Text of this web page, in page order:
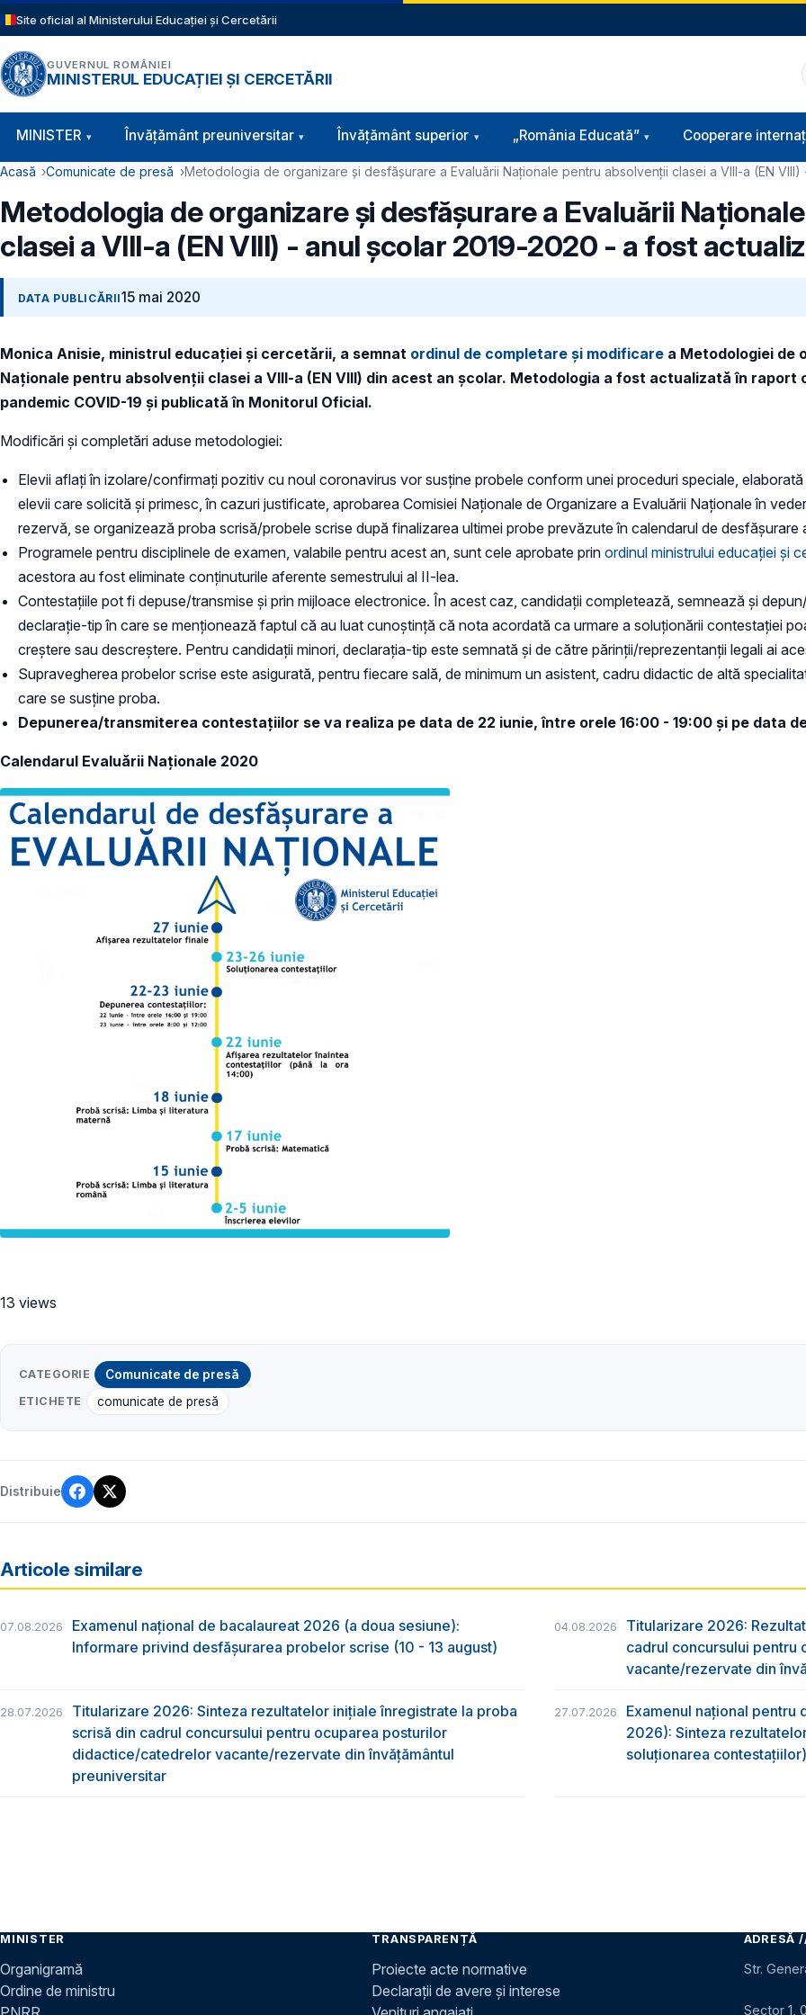
Sari la conținutul principal
Site oficial al Ministerului Educației și Cercetării
GUVERNUL ROMÂNIEI
MINISTERUL EDUCAȚIEI ȘI CERCETĂRII
Navigație principală
MINISTER Învăţământ preuniversitar Învățământ superior „România Educată” Cooperare
Cale de navigare
Acasă Comunicate de presă Metodologia de organizare și desfășurare a Evaluării Naționale pentru absolvenții clasei a VIII-a (EN
Metodologia de organizare și desfășurare a Evaluării
clasei a VIII-a (EN VIII) - anul școlar 2019-2020 - a fost
DATA PUBLICĂRII15 mai 2020
Monica Anisie, ministrul educației și cercetării, a semnat ordinul de completare și modificare a Metodologiei de
Naționale pentru absolvenții clasei a VIII-a (EN VIII) din acest an școlar. Metodologia a fost actualizată în
pandemic COVID-19 și publicată în Monitorul Oficial.
Modificări și completări aduse metodologiei:
Elevii aflați în izolare/confirmați pozitiv cu noul coronavirus vor susține probele conform unei proceduri speciale,
elevii care solicită și primesc, în cazuri justificate, aprobarea Comisiei Naționale de Organizare a Evaluării Naționale în
rezervă, se organizează proba scrisă/probele scrise după finalizarea ultimei probe prevăzute în calendarul de desfășurare
Programele pentru disciplinele de examen, valabile pentru acest an, sunt cele aprobate prin ordinul ministrului educației și
acestora au fost eliminate conținuturile aferente semestrului al II-lea.
Contestațiile pot fi depuse/transmise și prin mijloace electronice. În acest caz, candidații completează, semnează și
declarație-tip în care se menționează faptul că au luat cunoștință că nota acordată ca urmare a soluționării contestației
creștere sau descreștere. Pentru candidații minori, declarația-tip este semnată și de către părinții/reprezentanții legali ai
Supravegherea probelor scrise este asigurată, pentru fiecare sală, de minimum un asistent, cadru didactic de altă
care se susține proba.
Depunerea/transmiterea contestațiilor se va realiza pe data de 22 iunie, între orele 16:00 - 19:00 și pe data
Calendarul Evaluării Naționale 2020
13 views
CATEGORIE Comunicate de presă
ETICHETE comunicate de presă
Distribuie
Articole similare
07.08.2026
Examenul național de bacalaureat 2026 (a doua sesiune):
Informare privind desfășurarea probelor scrise (10 - 13 august)
04.08.2026
Titularizare 2026:
cadrul concursului
vacante/rezervate din
28.07.2026
Titularizare 2026: Sinteza rezultatelor inițiale înregistrate la proba
scrisă din cadrul concursului pentru ocuparea posturilor
didactice/catedrelor vacante/rezervate din învăţământul
preuniversitar
27.07.2026
Examenul național pentru
2026): Sinteza
soluționarea contestațiilor)
MINISTER
Organigramă
Ordine de ministru
TRANSPARENȚĂ
Proiecte acte normative
Declarații de avere și interese
ADRESĂ
Str.
Sector 1,